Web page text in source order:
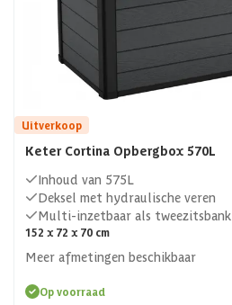
Uitverkoop
Keter Cortina Opbergbox 570L
Inhoud van 575L
Deksel met hydraulische veren
Multi-inzetbaar als tweezitsbank
152 x 72 x 70 cm
Meer afmetingen beschikbaar
Op voorraad